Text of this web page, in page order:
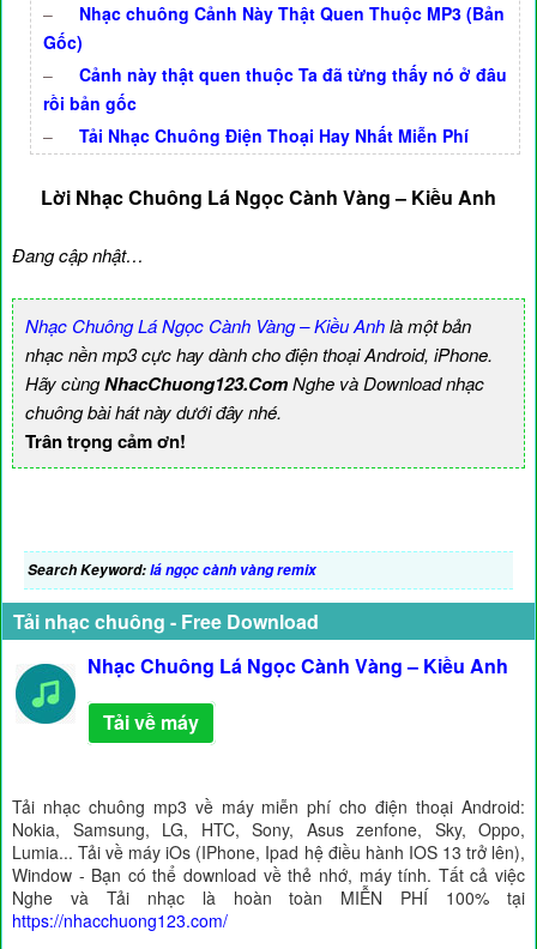
–
Nhạc chuông Cảnh Này Thật Quen Thuộc MP3 (Bản
Gốc)
–
Cảnh này thật quen thuộc Ta đã từng thấy nó ở đâu
rồi bản gốc
–
Tải Nhạc Chuông Điện Thoại Hay Nhất Miễn Phí
Lời Nhạc Chuông Lá Ngọc Cành Vàng – Kiều Anh
Đang cập nhật…
Nhạc Chuông Lá Ngọc Cành Vàng – Kiều Anhlà một bản
nhạc nền mp3 cực hay dành cho điện thoại Android, iPhone.
Hãy cùngNhacChuong123.ComNghe và Download nhạc
chuông bài hát này dưới đây nhé.
Trân trọng cảm ơn!
Search Keyword:lá ngọc cành vàng remix
Tải nhạc chuông - Free Download
Nhạc Chuông Lá Ngọc Cành Vàng – Kiều Anh
Tải về máy
Tải nhạc chuông mp3 về máy miễn phí cho điện thoại Android:
Nokia, Samsung, LG, HTC, Sony, Asus zenfone, Sky, Oppo,
Lumia... Tải về máy iOs (IPhone, Ipad hệ điều hành IOS 13 trở lên),
Window - Bạn có thể download về thẻ nhớ, máy tính. Tất cả việc
Nghe và Tải nhạc là hoàn toàn MIỄN PHÍ 100% tại
https://nhacchuong123.com/